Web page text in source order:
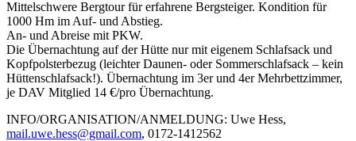
Mittelschwere Bergtour für erfahrene Bergsteiger. Kondition für
1000 Hm im Auf- und Abstieg.
An- und Abreise mit PKW.
Die Übernachtung auf der Hütte nur mit eigenem Schlafsack und
Kopfpolsterbezug (leichter Daunen- oder Sommerschlafsack – kein
Hüttenschlafsack!). Übernachtung im 3er und 4er Mehrbettzimmer,
je DAV Mitglied 14 €/pro Übernachtung.
INFO/ORGANISATION/ANMELDUNG: Uwe Hess,
mail.uwe.hess@gmail.com, 0172-1412562